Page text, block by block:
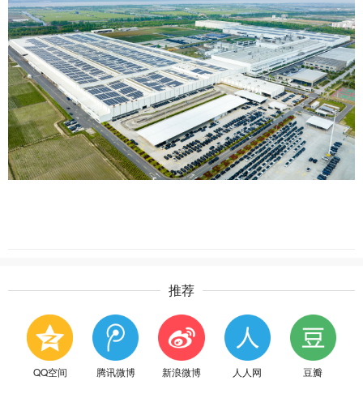
推荐
QQ空间 腾讯微博 新浪微博 人人网 豆瓣